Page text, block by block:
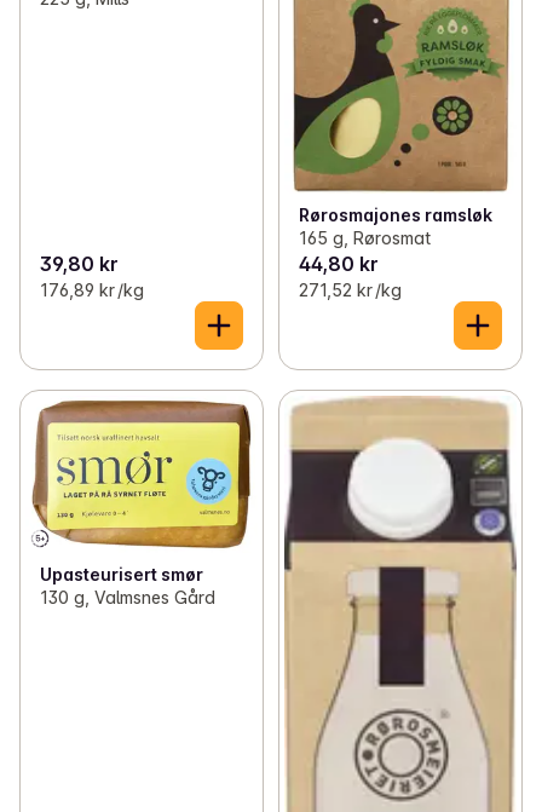
39,80 kr
176,89 kr /kg
Rørosmajones ramsløk
165 g, Rørosmat
44,80 kr
271,52 kr /kg
Upasteurisert smør
130 g, Valmsnes Gård